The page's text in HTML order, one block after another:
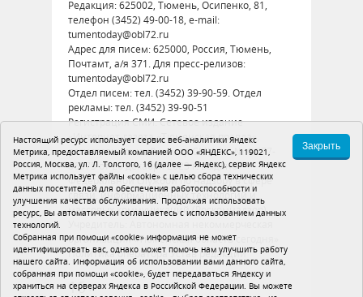
Редакция: 625002, Тюмень, Осипенко, 81,
телефон (3452) 49-00-18, e-mail:
tumentoday@obl72.ru
Адрес для писем: 625000, Россия, Тюмень,
Почтамт, а/я 371. Для пресс-релизов:
tumentoday@obl72.ru
Отдел писем: тел. (3452) 39-90-59. Отдел
рекламы: тел. (3452) 39-90-51
Регистрация СМИ: Сетевое издание
«Интернет-газета «Тюменская правда»,
регистрационный номер СМИ Эл № ФС77-
86575 от 26 декабря 2023 г. выдано
Федеральной службой по надзору в сфере
связи, информационных технологий и
массовых коммуникаций (Роскомнадзор)
организация «Тюменская область сегодня»
Политика оператора Устав редакции
16+
Настоящий ресурс использует сервис веб-аналитики Яндекс
Метрика, предоставляемый компанией ООО «ЯНДЕКС», 119021,
Россия, Москва, ул. Л. Толстого, 16 (далее — Яндекс), сервис Яндекс
Метрика использует файлы «cookie» с целью сбора технических
данных посетителей для обеспечения работоспособности и
улучшения качества обслуживания. Продолжая использовать
ресурс, Вы автоматически соглашаетесь с использованием данных
технологий.
Собранная при помощи «cookie» информация не может
идентифицировать вас, однако может помочь нам улучшить работу
нашего сайта. Информация об использовании вами данного сайта,
собранная при помощи «cookie», будет передаваться Яндексу и
храниться на серверах Яндекса в Российской Федерации. Вы можете
Закрыть